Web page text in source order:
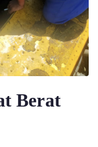
Berat